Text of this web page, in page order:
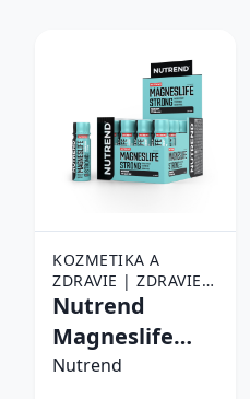
KOZMETIKA A
ZDRAVIE | ZDRAVIE |
LIEKY, VITAMÍNY A
DOPLNKY |
VITAMÍNY A
Nutrend
Magneslife
Strong
Nutrend